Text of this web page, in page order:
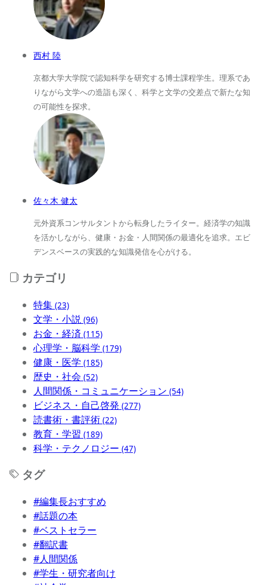
西村 陸
京都大学大学院で認知科学を研究する博士課程学生。理系であ
りながら文学への造詣も深く、科学と文学の交差点で新たな知
の可能性を探求。
佐々木 健太
元外資系コンサルタントから転身したライター。経済学の知識
を活かしながら、健康・お金・人間関係の最適化を追求。エビ
デンスベースの実践的な知識発信を心がける。
カテゴリ
特集 (23)
文学・小説 (96)
お金・経済 (115)
心理学・脳科学 (179)
健康・医学 (185)
歴史・社会 (52)
人間関係・コミュニケーション (54)
ビジネス・自己啓発 (277)
読書術・書評術 (22)
教育・学習 (189)
科学・テクノロジー (47)
タグ
#編集長おすすめ
#話題の本
#ベストセラー
#翻訳書
#人間関係
#学生・研究者向け